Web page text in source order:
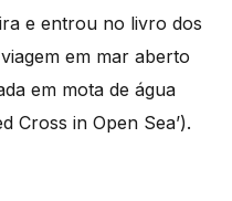
e entrou no livro dos
em mar aberto
em mota de água
Cross in Open Sea’).